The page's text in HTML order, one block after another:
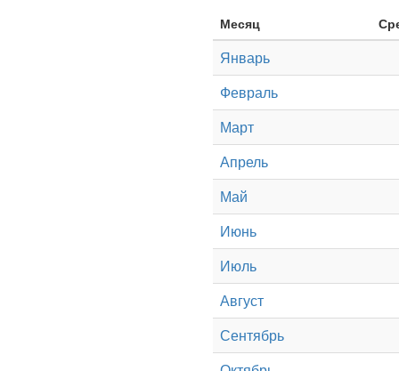
Месяц
Январь
Февраль
Март
Апрель
Май
Июнь
Июль
Август
Сентябрь